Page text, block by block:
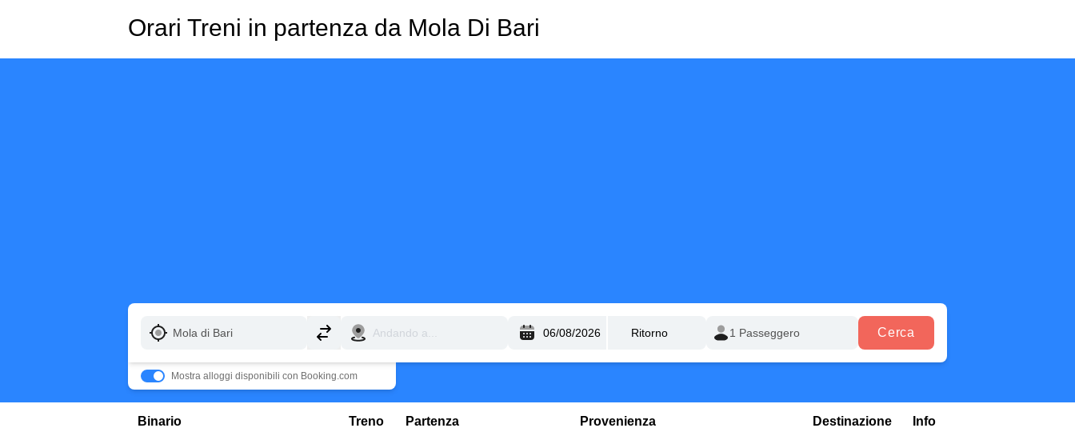
Orari Treni in partenza da Mola Di Bari
Cerca
Mostra alloggi disponibili con Booking.com
Binario Treno Partenza Provenienza Destinazione Info